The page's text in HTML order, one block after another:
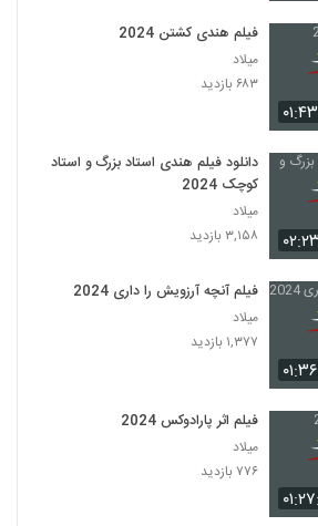
فیلم هندی کشتن 2024
میلاد
۶۸۳ بازدید
دانلود فیلم هندی استاد بزرگ و استاد
کوچک 2024
میلاد
۳,۱۵۸ بازدید
فیلم آنچه آرزویش را داری 2024
میلاد
۱,۳۷۷ بازدید
فیلم اثر پارادوکس 2024
میلاد
۷۷۶ بازدید